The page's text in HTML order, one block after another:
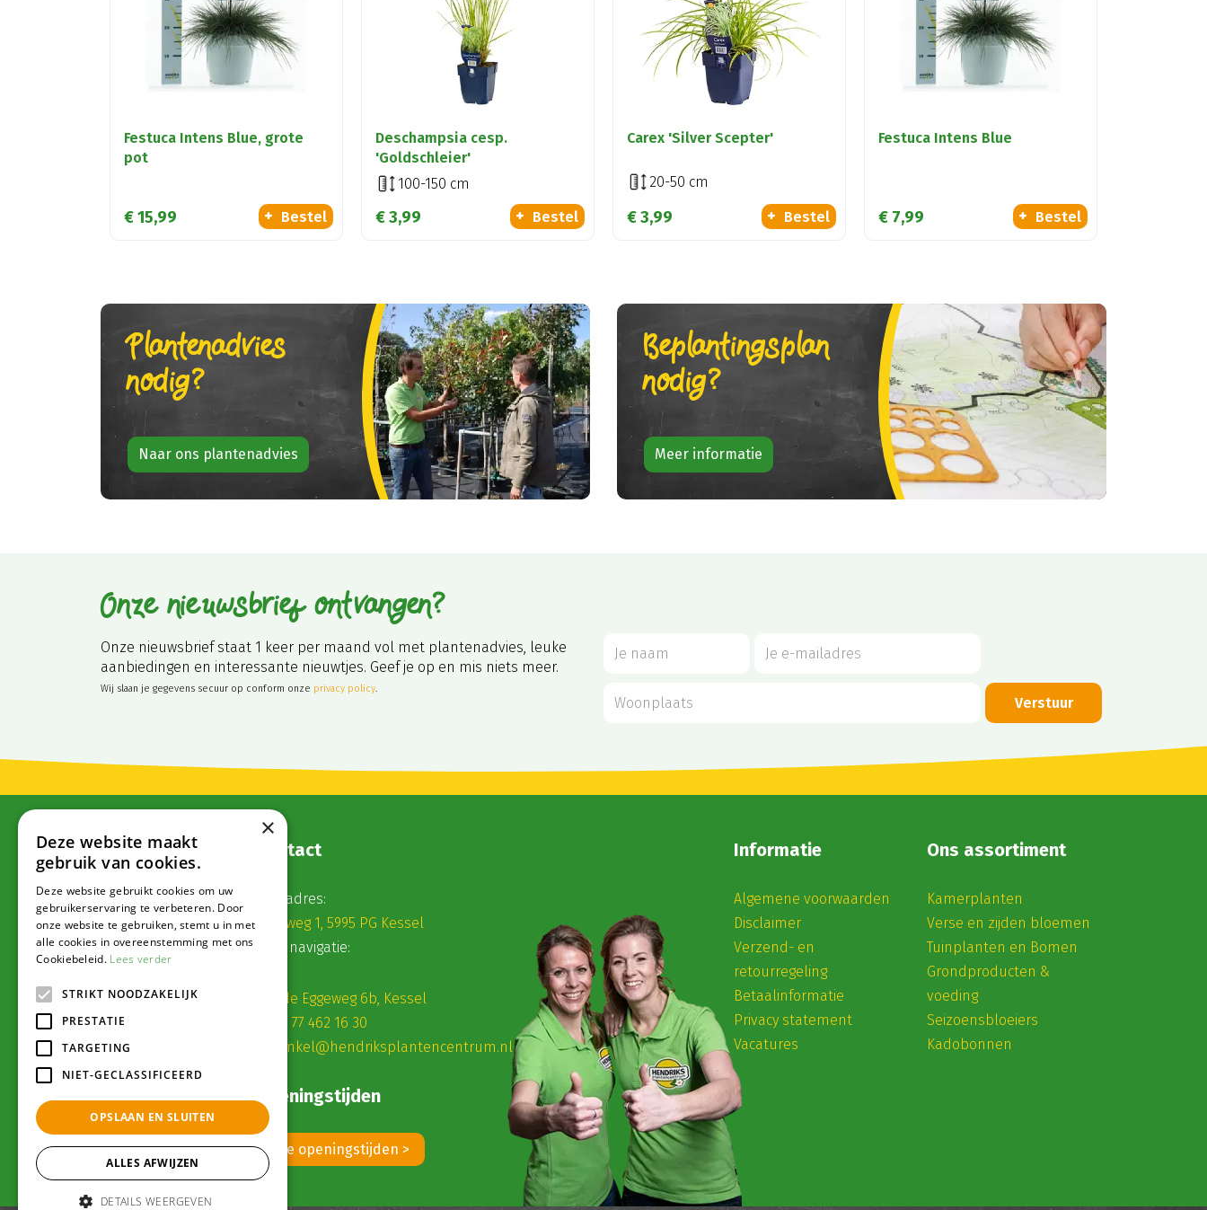
Festuca Intens Blue, grote
pot
€15,99 Bestel
Deschampsia cesp.
'Goldschleier'
100-150 cm
€3,99 Bestel
Carex 'Silver Scepter'
20-50 cm
€3,99 Bestel
Festuca Intens Blue
€ 7,99 Bestel
Plantenadvies
nodig?
Naar ons plantenadvies
Beplantingsplan
nodig?
Meer informatie
Onze nieuwsbrief ontvangen?
Onze nieuwsbrief staat 1 keer per maand vol met plantenadvies, leuke
aanbiedingen en interessante nieuwtjes. Geef je op en mis niets meer.
Wij slaan je gegevens secuur op conform onze privacy policy.
Contact
Postadres:
Veldweg 1, 5995 PG Kessel
Voor navigatie:
Roode Eggeweg 6b, Kessel
(0) 77 462 16 30
winkel@hendriksplantencentrum.nl
Openingstijden
Alle openingstijden >
Informatie
Algemene voorwaarden
Disclaimer
Verzend- en
retourregeling
Betaalinformatie
Privacy statement
Vacatures
Ons assortiment
Kamerplanten
Verse en zijden bloemen
Tuinplanten en Bomen
Grondproducten &
voeding
Seizoensbloeiers
Kadobonnen
×
Deze website maakt
gebruik van cookies.
Deze website gebruikt cookies om uw
gebruikerservaring te verbeteren. Door
onze website te gebruiken, stemt u in met
alle cookies in overeenstemming met ons
Cookiebeleid. Lees verder
STRIKT NOODZAKELIJK
PRESTATIE
TARGETING
NIET-GECLASSIFICEERD
OPSLAAN EN SLUITEN
ALLES AFWIJZEN
DETAILS WEERGEVEN